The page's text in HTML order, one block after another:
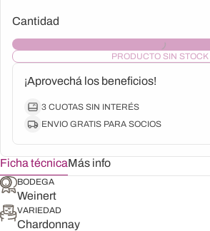
¡Aprovechá los beneficios!
3 CUOTAS SIN INTERÉS
ENVIO GRATIS PARA SOCIOS
Cantidad
PRODUCTO SIN STOCK
Ficha técnicaMás info
BODEGA
Weinert
VARIEDAD
Chardonnay